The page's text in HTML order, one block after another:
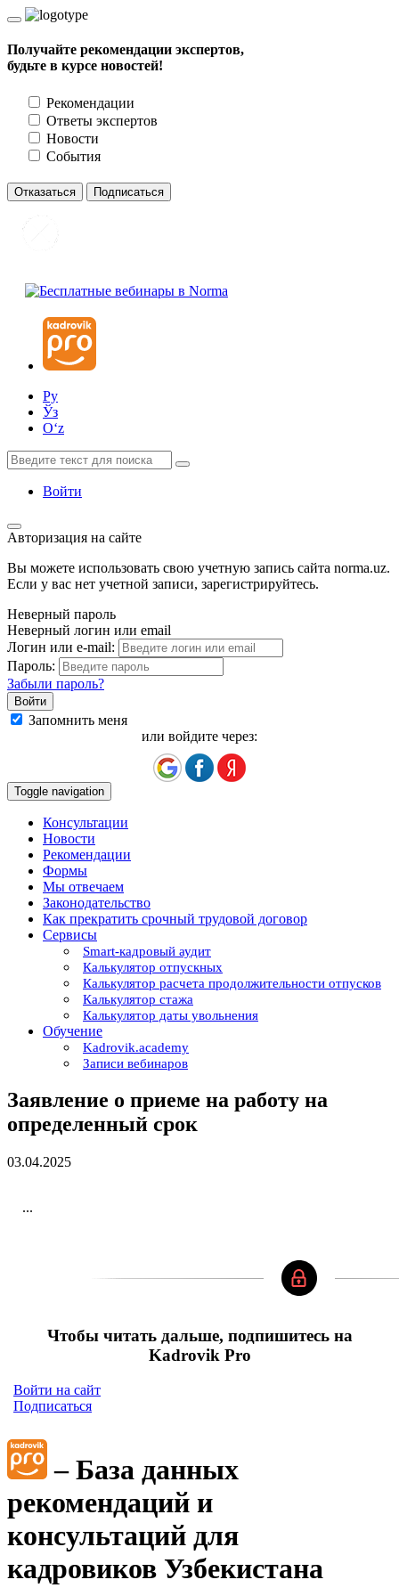
Получайте рекомендации экспертов,
будьте в курсе новостей!
Рекомендации
Ответы экспертов
Новости
События
Отказаться Подписаться
Ру
Ўз
Oʻz
Войти
Авторизация на сайте
Вы можете использовать свою учетную запись сайта norma.uz.
Если у вас нет учетной записи, зарегистрируйтесь.
Неверный пароль
Неверный логин или email
Логин или e-mail:
Пароль:
Забыли пароль?
Запомнить меня
или войдите через:
Toggle navigation
Консультации
Новости
Рекомендации
Формы
Мы отвечаем
Законодательство
Как прекратить срочный трудовой договор
Сервисы
Smart-кадровый аудит
Калькулятор отпускных
Калькулятор расчета продолжительности отпусков
Калькулятор стажа
Калькулятор даты увольнения
Обучение
Kadrovik.academy
Записи вебинаров
Заявление о приеме на работу на
определенный срок
03.04.2025
...
Чтобы читать дальше, подпишитесь на
Kadrovik Pro
Войти на сайт
Подписаться
– База данных
рекомендаций и
консультаций для
кадровиков Узбекистана